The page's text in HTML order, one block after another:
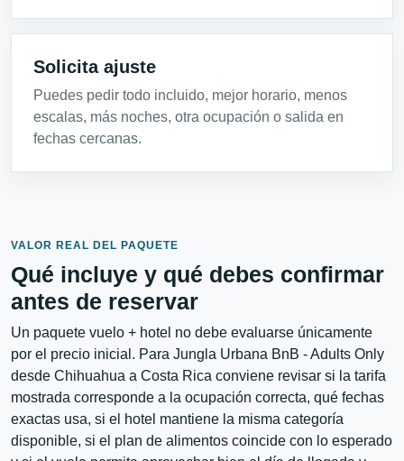
Solicita ajuste
Puedes pedir todo incluido, mejor horario, menos
escalas, más noches, otra ocupación o salida en
fechas cercanas.
VALOR REAL DEL PAQUETE
Qué incluye y qué debes confirmar
antes de reservar
Un paquete vuelo + hotel no debe evaluarse únicamente
por el precio inicial. Para Jungla Urbana BnB - Adults Only
desde Chihuahua a Costa Rica conviene revisar si la tarifa
mostrada corresponde a la ocupación correcta, qué fechas
exactas usa, si el hotel mantiene la misma categoría
disponible, si el plan de alimentos coincide con lo esperado